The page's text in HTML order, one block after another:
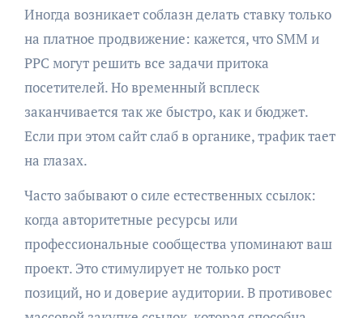
Иногда возникает соблазн делать ставку только
на платное продвижение: кажется, что SMM и
PPC могут решить все задачи притока
посетителей. Но временный всплеск
заканчивается так же быстро, как и бюджет.
Если при этом сайт слаб в органике, трафик тает
на глазах.
Часто забывают о силе естественных ссылок:
когда авторитетные ресурсы или
профессиональные сообщества упоминают ваш
проект. Это стимулирует не только рост
позиций, но и доверие аудитории. В противовес